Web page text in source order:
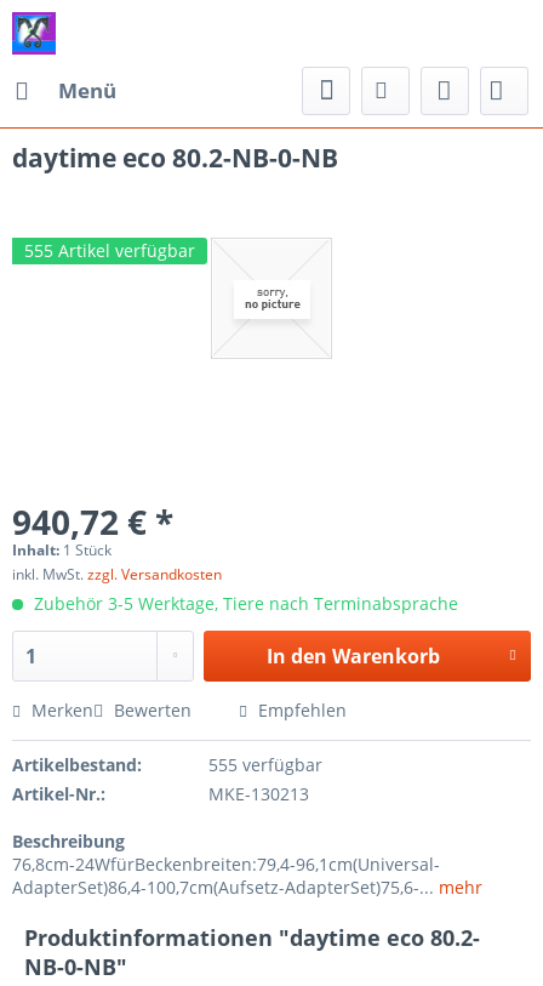
Menü
daytime eco 80.2-NB-0-NB
555 Artikel verfügbar
940,72 € *
Inhalt: 1 Stück
inkl. MwSt.zzgl. Versandkosten
Zubehör 3-5 Werktage, Tiere nach Terminabsprache
In den Warenkorb
Merken Bewerten Empfehlen
Artikelbestand:
555 verfügbar
Artikel-Nr.:
MKE-130213
Beschreibung
76,8cm-24WfürBeckenbreiten:79,4-96,1cm(Universal-
AdapterSet)86,4-100,7cm(Aufsetz-AdapterSet)75,6-... mehr
Produktinformationen "daytime eco 80.2-
NB-0-NB"